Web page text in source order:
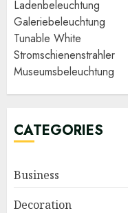
Ladenbeleuchtung
Galeriebeleuchtung
Tunable White
Stromschienenstrahler
Museumsbeleuchtung
CATEGORIES
Business
Decoration